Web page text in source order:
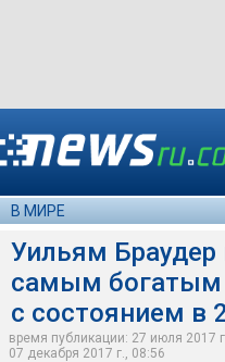
В МИРЕ
Уильям Браудер
самым богатым
с состоянием в
время публикации: 27 июля 2017
07 декабря 2017 г., 08:56